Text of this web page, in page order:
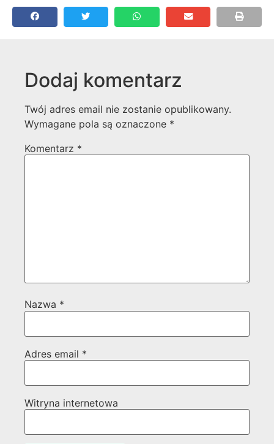
Dodaj komentarz
Twój adres email nie zostanie opublikowany.
Wymagane pola są oznaczone *
Komentarz *
Nazwa *
Adres email *
Witryna internetowa